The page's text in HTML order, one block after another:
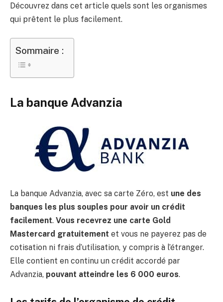
Découvrez dans cet article quels sont les organismes
qui prêtent le plus facilement.
Sommaire :
La banque Advanzia
La banque Advanzia, avec sa carte Zéro, est une des
banques les plus souples pour avoir un crédit
facilement. Vous recevrez une carte Gold
Mastercard gratuitement et vous ne payerez pas de
cotisation ni frais d’utilisation, y compris à l’étranger.
Elle contient en continu un crédit accordé par
Advanzia, pouvant atteindre les 6 000 euros.